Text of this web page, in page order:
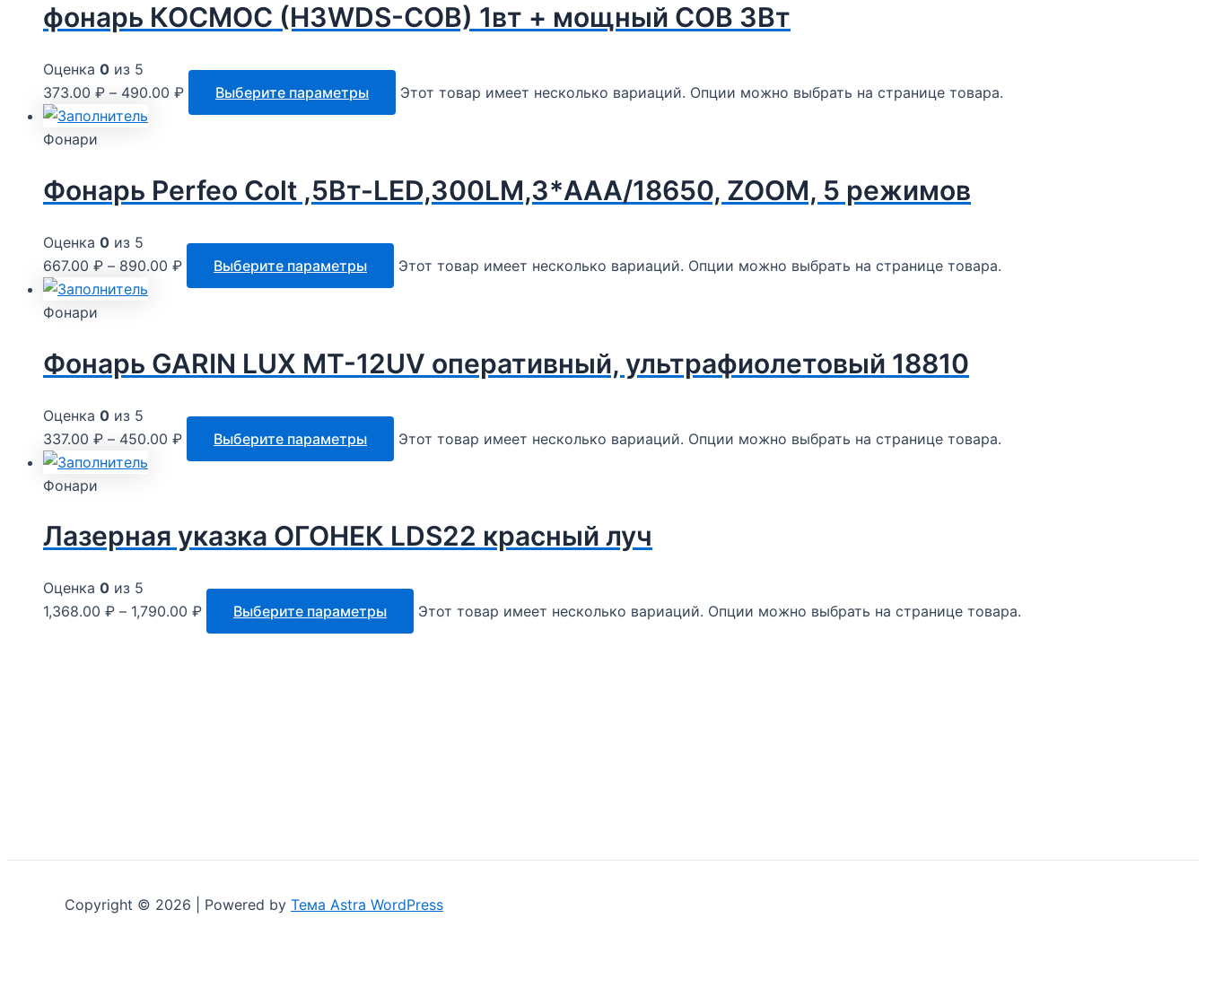
фонарь КОСМОС (H3WDS-COB) 1вт + мощный COB 3Вт
Оценка 0 из 5
373.00 ₽ – 490.00 ₽ Выберите параметры Этот товар имеет несколько вариаций. Опции можно выбрать на странице товара.
Фонари
Фонарь Perfeo Colt ,5Вт-LED,300LM,3*ААА/18650, ZOOM, 5 режимов
Оценка 0 из 5
667.00 ₽ – 890.00 ₽ Выберите параметры Этот товар имеет несколько вариаций. Опции можно выбрать на странице товара.
Фонари
Фонарь GARIN LUX MT-12UV оперативный, ультрафиолетовый 18810
Оценка 0 из 5
337.00 ₽ – 450.00 ₽ Выберите параметры Этот товар имеет несколько вариаций. Опции можно выбрать на странице товара.
Фонари
Лазерная указка ОГОНЕК LDS22 красный луч
Оценка 0 из 5
1,368.00 ₽ – 1,790.00 ₽ Выберите параметры Этот товар имеет несколько вариаций. Опции можно выбрать на странице товара.
Copyright © 2026 | Powered by Тема Astra WordPress